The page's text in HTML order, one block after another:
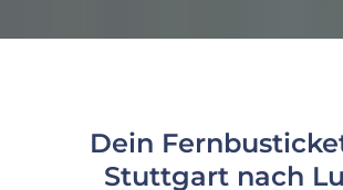
Dein
Stuttgart nach